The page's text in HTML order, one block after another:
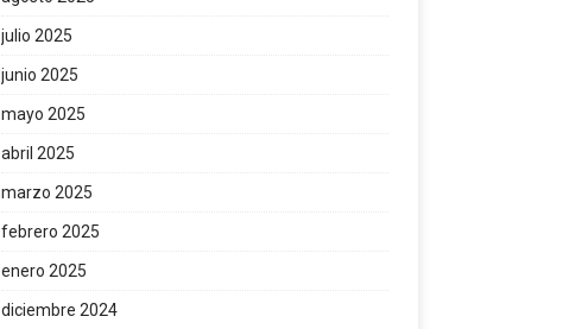
julio 2025
junio 2025
mayo 2025
abril 2025
marzo 2025
febrero 2025
enero 2025
diciembre 2024